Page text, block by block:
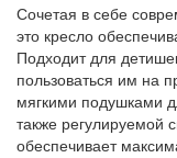
Сочетая в себе
это кресло
Подходит для
пользоваться им на
мягкими подушками
также регулируемой
обеспечивает